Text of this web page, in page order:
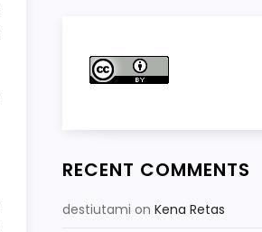
RECENT COMMENTS
destiutami on Kena Retas